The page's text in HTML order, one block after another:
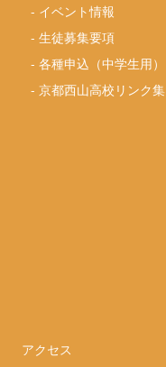
- イベント情報
-生徒募集要項
-各種申込（中学生用）
-京都西山高校リンク集
アクセス